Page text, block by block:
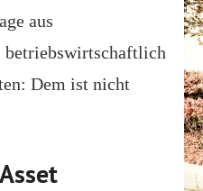
aus
betriebswirtschaftlich
Dem ist nicht